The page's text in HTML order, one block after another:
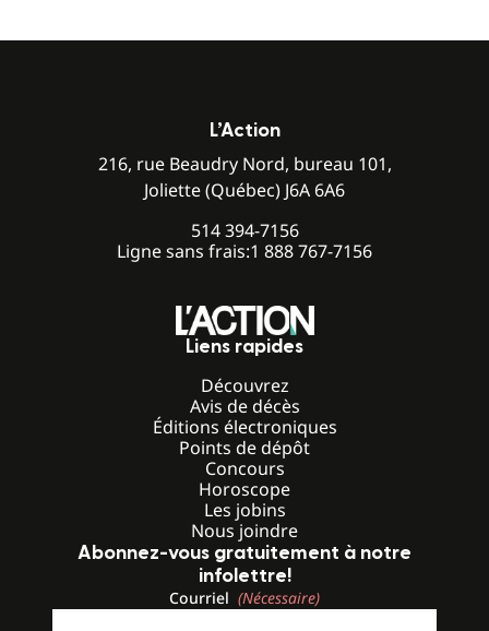
L’Action
216, rue Beaudry Nord, bureau 101,
Joliette (Québec) J6A 6A6
514 394-7156
Ligne sans frais:1 888 767-7156
Liens rapides
Découvrez
Avis de décès
Éditions électroniques
Points de dépôt
Concours
Horoscope
Les jobins
Nous joindre
Abonnez-vous gratuitement à notre
infolettre!
Courriel (Nécessaire)